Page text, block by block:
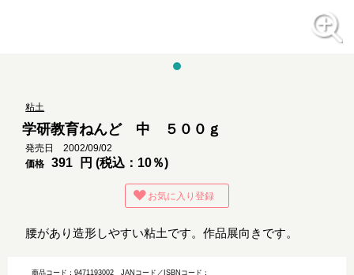
粘土
学研教育ねんど 中 ５００ｇ
発売日 2002/09/02
価格
391 円 (税込：10％)
お気に入り登録
腰があり造形しやすい粘土です。作品展向きです。
商品コード：9471193002JANコード／ISBNコード：